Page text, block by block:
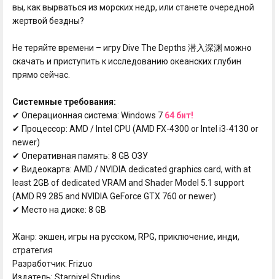
вы, как вырваться из морских недр, или станете очередной
жертвой бездны?
Не теряйте времени – игру Dive The Depths 潜入深渊 можно
скачать и приступить к исследованию океанских глубин
прямо сейчас.
Системные требования:
✔ Операционная система: Windows 7 64 бит!
✔ Процессор: AMD / Intel CPU (AMD FX-4300 or Intel i3-4130 or
newer)
✔ Оперативная память: 8 GB ОЗУ
✔ Видеокарта: AMD / NVIDIA dedicated graphics card, with at
least 2GB of dedicated VRAM and Shader Model 5.1 support
(AMD R9 285 and NVIDIA GeForce GTX 760 or newer)
✔ Место на диске: 8 GB
Жанр: экшен, игры на русском, RPG, приключение, инди,
стратегия
Разработчик: Frizuo
Издатель: Starpixel Studios